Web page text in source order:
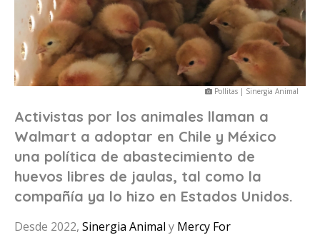
Pollitas | Sinergia Animal
Activistas por los animales llaman a
Walmart a adoptar en Chile y México
una política de abastecimiento de
huevos libres de jaulas, tal como la
compañía ya lo hizo en Estados Unidos.
Desde 2022, Sinergia Animal y Mercy For